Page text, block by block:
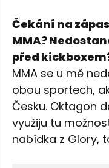
Čekání na
MMA?
před
MMA se u mě
obou sportech,
Česku. Oktagon
využiju tu
nabídka z Glory,